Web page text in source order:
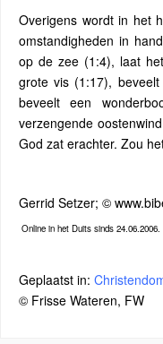
Overigens wordt in het
omstandigheden in
op de zee (1:4), laat
grote vis (1:17),
beveelt een
verzengende
God zat erachter. Zou
Gerrid Setzer; ©
Online in het Duits sinds 24.06.2006.
Geplaatst in:
© Frisse Wateren, FW